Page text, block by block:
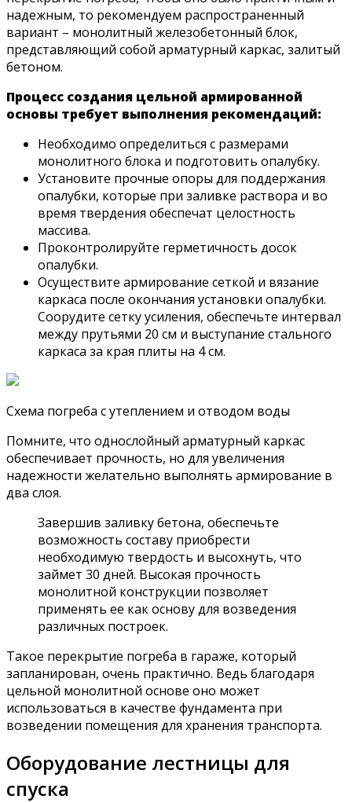
надежным, то рекомендуем распространенный
вариант – монолитный железобетонный блок,
представляющий собой арматурный каркас, залитый
бетоном.
Процесс создания цельной армированной
основы требует выполнения рекомендаций:
Необходимо определиться с размерами
монолитного блока и подготовить опалубку.
Установите прочные опоры для поддержания
опалубки, которые при заливке раствора и во
время твердения обеспечат целостность
массива.
Проконтролируйте герметичность досок
опалубки.
Осуществите армирование сеткой и вязание
каркаса после окончания установки опалубки.
Соорудите сетку усиления, обеспечьте интервал
между прутьями 20 см и выступание стального
каркаса за края плиты на 4 см.
Схема погреба с утеплением и отводом воды
Помните, что однослойный арматурный каркас
обеспечивает прочность, но для увеличения
надежности желательно выполнять армирование в
два слоя.
Завершив заливку бетона, обеспечьте
возможность составу приобрести
необходимую твердость и высохнуть, что
займет 30 дней. Высокая прочность
монолитной конструкции позволяет
применять ее как основу для возведения
различных построек.
Такое перекрытие погреба в гараже, который
запланирован, очень практично. Ведь благодаря
цельной монолитной основе оно может
использоваться в качестве фундамента при
возведении помещения для хранения транспорта.
Оборудование лестницы для
спуска